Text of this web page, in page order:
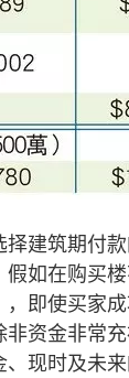
建筑期付
如在购买
即使买家成
资金非常
现时及未